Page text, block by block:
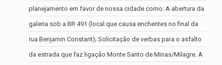
planejamento em favor de nossa cidade como: A abertura da
galeria sob a BR 491 (local que causa enchentes no final da
rua Benjamin Constant); Solicitação de verbas para o asfalto
da estrada que faz ligação Monte Santo de Minas/Milagre. A